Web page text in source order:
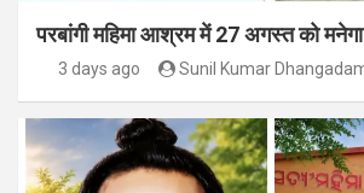
परबांगी महिमा आश्रम में 27 अगस्त को
3 days ago Sunil Kumar